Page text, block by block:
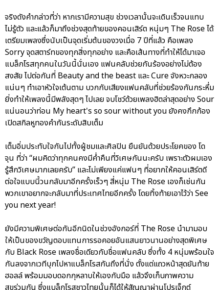
จริงดังคำกล่าวที่ว่า หากเรามีความสุข ช่วงเวลานั้นจะเดินเร็วจนแทบ
ไม่รู้ตัว และแล้วก็มาถึงช่วงสุดท้ายของคอนเสิร์ต หนุ่มๆ The Rose ได้
เตรียมเพลงซึ่งนับเป็นจุดเริ่มต้นของวงเมื่อ 7 ปีที่แล้ว คือเพลง
Sorry จุดสตาร์ทของทุกสิ่งทุกอย่าง และคือเส้นทางที่ทำให้ได้มาเจอ
แบล็กโรสทุกคนในวันนี้นั่นเอง แฟนคลับช่วยกันร้องอย่างไม่ต้อง
สงสัย ไปต่อกันที่ Beauty and the beast และ Cure จังหวะกลอง
แน่นๆ ทำเอาหัวใจเต้นตาม บวกกับเสียงแฟนคลับที่ช่วยร้องกันกระหึ่ม
ยิ่งทำให้เพลงนี้มีพลังสุดๆ ไปเลย จบโชว์ด้วยเพลงฮิตล่าสุดอย่าง Sour
แน่นอนว่าท่อน My heart's so sour without you ยังคงกึกก้อง
เปิดสกิลหูทองคำกันระดับสิบเต็ม
เต็มอิ่มประทับใจกันไปทั้งผู้ชมและศิลปิน ยืนยันด้วยประโยคของ โด
จุน ที่ว่า “ผมคิดว่าทุกคนคงมีค่ำคืนที่วิเศษกันนะครับ เพราะตัวผมเอง
รู้สึกวิเศษมากเลยครับ” และไม่เพียงแค่แฟนๆ ที่อยากให้คอนเสิร์ตดี
ต่อใจแบบนี้วนกลับมาอีกครั้งเร็วๆ สี่หนุ่ม The Rose เองก็เช่นกัน
พวกเขาอยากจะกลับมาที่ประเทศไทยอีกครั้ง โดยทิ้งท้ายเอาไว้ว่า See
you next year!
ยังมีความพิเศษต่อกันอีกนิดในช่วงอังกอร์ที่ The Rose นำมามอบ
ให้เป็นของขวัญตอบแทนการรอคอยอันแสนยาวนานอย่างสุดพิเศษ
กับ Black Rose เพลงชื่อเดียวกับชื่อแฟนคลับ ซึ่งทั้ง 4 หนุ่มพร้อมใจ
กันลงจากเวทีบุกไปหาแบล็กโรสกันถึงที่นั่ง ตั้งแต่แถวหน้าสุดยันท้าย
ฮอลล์ พร้อมมอบดอกกุหลาบให้เองกับมือ แล้วจึงเก็บภาพความ
สุขร่วมกัน ซึ่งแบล็กโรสชาวไทยนั้นก็ได้ให้สัญญาผ่านโปรเจ็กต์